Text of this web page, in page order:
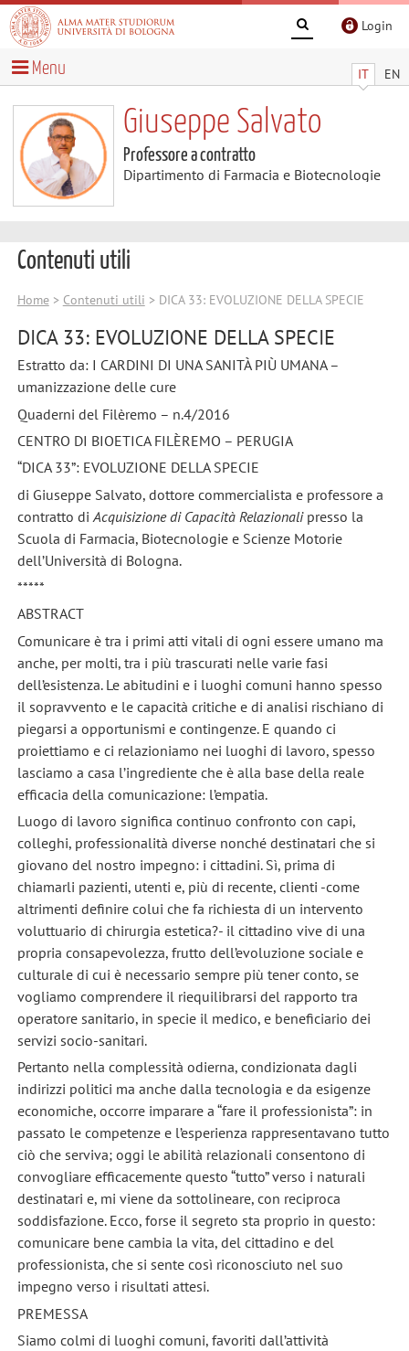
Login
IT EN
Menu
Giuseppe Salvato
Professore a contratto
Dipartimento di Farmacia e Biotecnologie
Contenuti utili
Home> Contenuti utili > DICA 33: EVOLUZIONE DELLA SPECIE
DICA 33: EVOLUZIONE DELLA SPECIE
Estratto da: I CARDINI DI UNA SANITÀ PIÙ UMANA –
umanizzazione delle cure
Quaderni del Filèremo – n.4/2016
CENTRO DI BIOETICA FILÈREMO – PERUGIA
“DICA 33”: EVOLUZIONE DELLA SPECIE
di Giuseppe Salvato, dottore commercialista e professore a
contratto di Acquisizione di Capacità Relazionalipresso la
Scuola di Farmacia, Biotecnologie e Scienze Motorie
dell’Università di Bologna.
*****
ABSTRACT
Comunicare è tra i primi atti vitali di ogni essere umano ma
anche, per molti, tra i più trascurati nelle varie fasi
dell’esistenza. Le abitudini e i luoghi comuni hanno spesso
il sopravvento e le capacità critiche e di analisi rischiano di
piegarsi a opportunismi e contingenze. E quando ci
proiettiamo e ci relazioniamo nei luoghi di lavoro, spesso
lasciamo a casa l’ingrediente che è alla base della reale
efficacia della comunicazione: l’empatia.
Luogo di lavoro significa continuo confronto con capi,
colleghi, professionalità diverse nonché destinatari che si
giovano del nostro impegno: i cittadini. Sì, prima di
chiamarli pazienti, utenti e, più di recente, clienti -come
altrimenti definire colui che fa richiesta di un intervento
voluttuario di chirurgia estetica?- il cittadino vive di una
propria consapevolezza, frutto dell’evoluzione sociale e
culturale di cui è necessario sempre più tener conto, se
vogliamo comprendere il riequilibrarsi del rapporto tra
operatore sanitario, in specie il medico, e beneficiario dei
servizi socio-sanitari.
Pertanto nella complessità odierna, condizionata dagli
indirizzi politici ma anche dalla tecnologia e da esigenze
economiche, occorre imparare a “fare il professionista”: in
passato le competenze e l’esperienza rappresentavano tutto
ciò che serviva; oggi le abilità relazionali consentono di
convogliare efficacemente questo “tutto” verso i naturali
destinatari e, mi viene da sottolineare, con reciproca
soddisfazione. Ecco, forse il segreto sta proprio in questo:
comunicare bene cambia la vita, del cittadino e del
professionista, che si sente così riconosciuto nel suo
impegno verso i risultati attesi.
PREMESSA
Siamo colmi di luoghi comuni, favoriti dall’attività